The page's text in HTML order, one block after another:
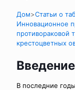
Дом>Статьи о
Инновационное
противораковой
крестоцветных
Введение
В последние